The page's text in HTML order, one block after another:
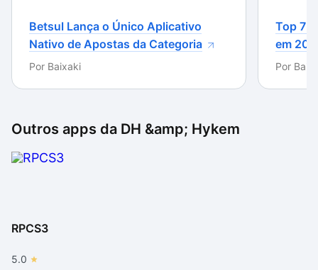
Brasil, por exemplo.
Betsul Lança o Único Aplicativo
Nativo de Apostas da Categoria
Por Baixaki
Top 7
em
Por
Outros apps da DH &amp; Hykem
RPCS3
5.0